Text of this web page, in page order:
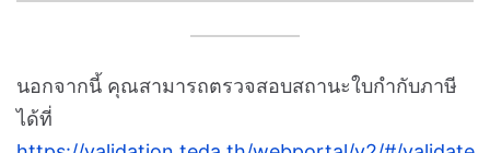
นอกจากนี้ คุณสามารถตรวจสอบสถานะใบกำกับภาษี
ได้ที่